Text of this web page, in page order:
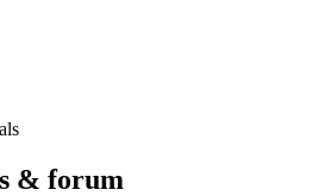
& forum